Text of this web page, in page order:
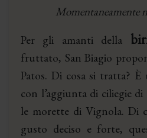
Momentaneamente
Per gli amanti della
fruttato, San Biagio
Patos. Di cosa si tratta?
con l’aggiunta di ciliegie
le morette di Vignola. Di
gusto deciso e forte,